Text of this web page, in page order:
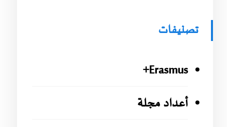
تصنيفات
Erasmus+
أعداد مجلة